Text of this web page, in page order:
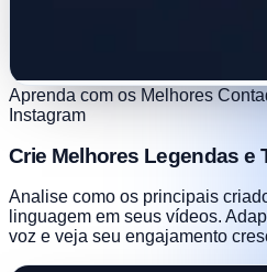
Aprenda com os Melhores
Instagram
Crie Melhores Legendas e
Analise como os principais
linguagem em seus vídeos.
voz e veja seu engajamento